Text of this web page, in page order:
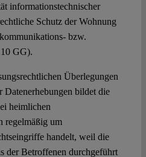
informationstechnischer
Schutz der Wohnung
bzw.
GG).
Überlegungen
Datenerhebungen bildet die
heimlichen
regelmäßig um
handelt, weil die
der Betroffenen durchgeführt